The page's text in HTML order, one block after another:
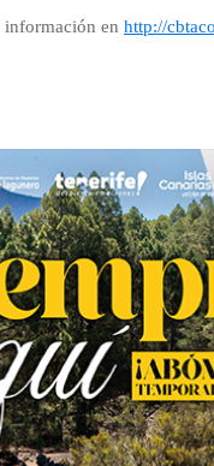
información en http://